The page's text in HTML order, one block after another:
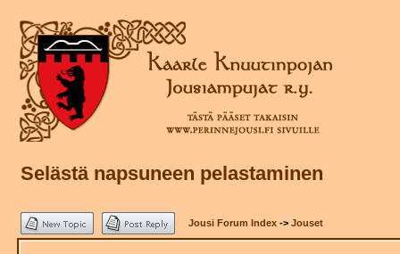
Selästä napsuneen pelastaminen
Jousi Forum Index -> Jouset